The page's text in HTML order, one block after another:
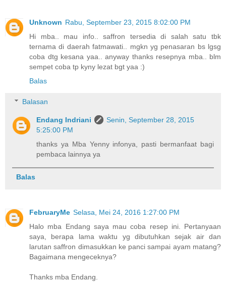
Unknown Rabu, September 23, 2015 8:02:00 PM
Hi mba.. mau info.. saffron tersedia di salah satu tbk
ternama di daerah fatmawati.. mgkn yg penasaran bs lgsg
coba dtg kesana yaa.. anyway thanks resepnya mba.. blm
sempet coba tp kyny lezat bgt yaa :)
Balas
Balasan
Endang Indriani
Senin, September 28, 2015
5:25:00 PM
thanks ya Mba Yenny infonya, pasti bermanfaat bagi
pembaca lainnya ya
Balas
FebruaryMe Selasa, Mei 24, 2016 1:27:00 PM
Halo mba Endang saya mau coba resep ini. Pertanyaan
saya, berapa lama waktu yg dibutuhkan sejak air dan
larutan saffron dimasukkan ke panci sampai ayam matang?
Bagaimana mengeceknya?
Thanks mba Endang.